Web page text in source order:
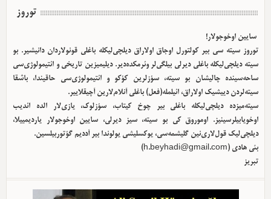
توروز
سایین اوخوجولار!
توروز سیته سی بیر کولتورل اوجاق اولا‌راق دیلچی‌لیکله باغلی قونولاردان دانیشیر. بو
سیته دیلچی‌لیکله باغلی دیرلی بیلگی‌لر وئرمکده‌دیر. دیلیمیزین تاریخی و ائتیمولوژی‌سی
ساحه‌سینده چالیشان بو سیته، سؤزلرین کؤکو و ائتیمولوژی‌سی حاقیندا، باشقا
سیته‌لردن دییشیک اولا‌راق، ائیلمله(فعل) باغلی آنلام‌لارین آچیقلاییر.
سیته‌میزده دیلچی‌لیکله باغلی بیر چوخ کیتاب، سؤزلوک، یازی‌لار الده ائدیب
اوخویابیلرسینیز. اوموروق کی بو سیته، سیز دیرلی، سایین اوخوجولار یاردیمییلا،
دیلچی‌لیک قول‌لاری‌نین گلیشمه‌سی، یوکسلیشی یولوندا بیر آددیم گؤتوربیلسین.
بئی هادی (h.beyhadi@gmail.com
)
تبریز